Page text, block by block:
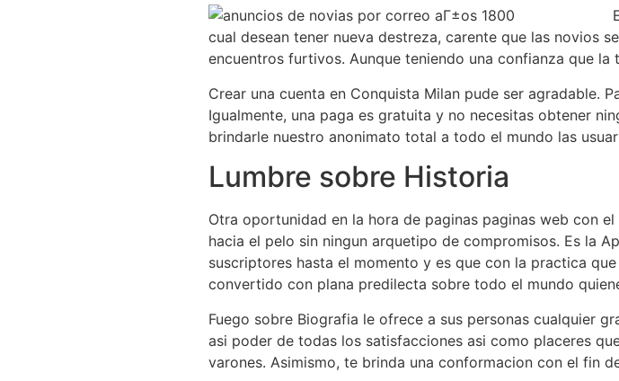
cual desean tener nueva destreza, carente que las novios
encuentros furtivos. Aunque teniendo una confianza que
Crear una cuenta en Conquista Milan pude ser agradable.
Igualmente, una paga es gratuita y no necesitas obtener
brindarle nuestro anonimato total a todo el mundo las
Lumbre sobre Historia
Otra oportunidad en la hora de paginas paginas web con
hacia el pelo sin ningun arquetipo de compromisos. Es la
suscriptores hasta el momento y es que con la practica
convertido con plana predilecta sobre todo el mundo
Fuego sobre Biografia le ofrece a sus personas cualquier
asi poder de todas los satisfacciones asi como placeres
varones. Asimismo, te brinda una conformacion con el fin